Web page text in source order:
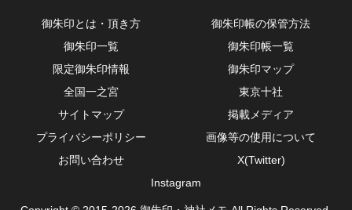
御朱印とは・頂き方
御朱印帳の保管方法
御朱印一覧
御朱印帳一覧
限定御朱印情報
御朱印マップ
全国一之宮
東京十社
サイトマップ
掲載メディア
プライバシーポリシー
画像等の使用について
お問い合わせ
X(Twitter)
Instagram